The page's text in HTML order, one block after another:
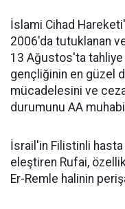
İslami Cihad
2006'da tutuklanan
13 Ağustos'ta tahliye
gençliğinin en güzel
mücadelesini ve
durumunu AA
İsrail'in Filistinli
eleştiren Rufai,
Er-Remle halinin